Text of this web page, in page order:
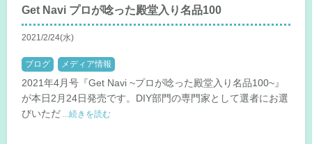
Get Navi プロが唸った殿堂入り名品100
2021/2/24(水)
ブログ メディア情報
2021年4月号『Get Navi ~プロが唸った殿堂入り名品100~』
が本日2月24日発売です。DIY部門の専門家として選者にお選
びいただ ...続きを読む